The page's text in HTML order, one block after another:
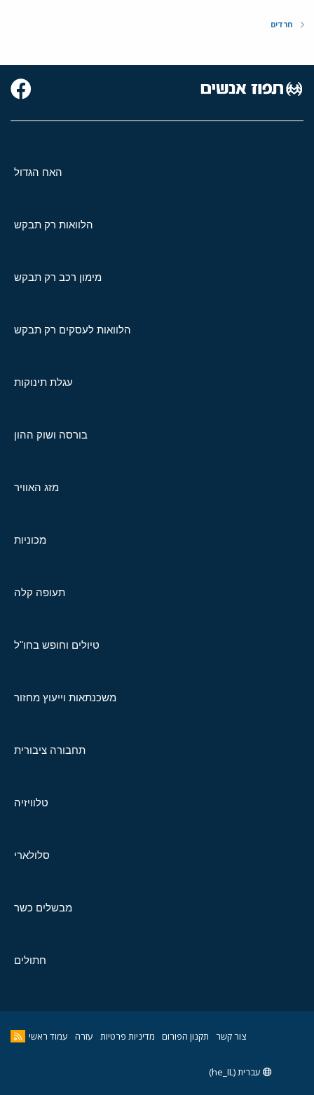
חרדים
האח הגדול
הלוואות רק תבקש
מימון רכב רק תבקש
הלוואות לעסקים רק תבקש
עגלת תינוקות
בורסה ושוק ההון
מזג האוויר
מכוניות
תעופה קלה
טיולים וחופש בחו"ל
משכנתאות וייעוץ מחזור
תחבורה ציבורית
טלוויזיה
סלולארי
מבשלים כשר
חתולים
צור קשר תקנון הפורום מדיניות פרטיות עזרה עמוד ראשי
עברית (he_IL)